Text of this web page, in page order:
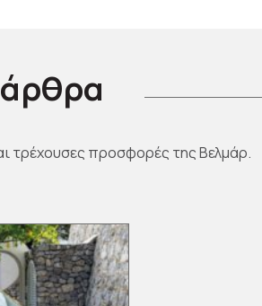
τρέχουσες προσφορές της Βελμάρ.